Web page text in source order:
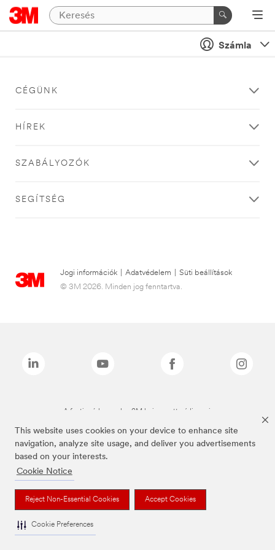
This website uses cookies on your device to enhance site
navigation, analyze site usage, and deliver you advertisements
based on your interests.
Cookie Notice
Reject Non-Essential Cookies Accept Cookies
Cookie Preferences
Számla
CÉGÜNK
HÍREK
SZABÁLYOZÓK
SEGÍTSÉG
Jogi információk Adatvédelem
Süti beállítások
© 3M 2026. Minden jog fenntartva.
A fenti márkanevek a 3M bejegyzett védjegyei.